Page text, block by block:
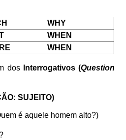
WHY
WHEN
WHEN
dos Interrogativos (Question
SUJEITO)
é aquele homem alto?)